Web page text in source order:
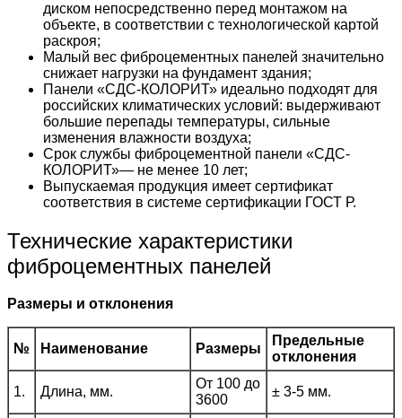
диском непосредственно перед монтажом на
объекте, в соответствии с технологической картой
раскроя;
Малый вес фиброцементных панелей значительно
снижает нагрузки на фундамент здания;
Панели «СДС-КОЛОРИТ» идеально подходят для
российских климатических условий: выдерживают
большие перепады температуры, сильные
изменения влажности воздуха;
Срок службы фиброцементной панели «СДС-
КОЛОРИТ»— не менее 10 лет;
Выпускаемая продукция имеет сертификат
соответствия в системе сертификации ГОСТ Р.
Технические характеристики
фиброцементных панелей
Размеры и отклонения
№ Наименование Размеры
Предельные
отклонения
1. Длина, мм.
От 100 до
3600
± 3-5 мм.